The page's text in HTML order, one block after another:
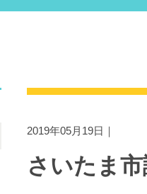
2019年05月19日｜
さいたま